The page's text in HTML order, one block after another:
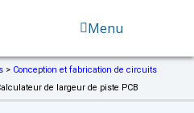
Menu
> Conception et fabrication de circuits
de largeur de piste PCB